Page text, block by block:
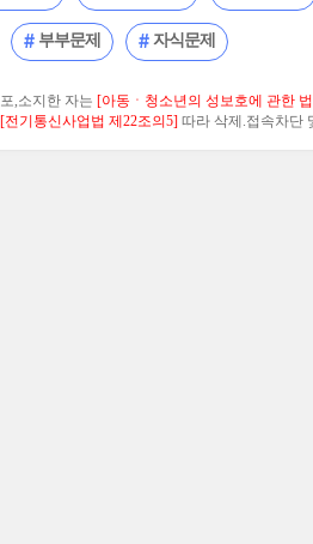
부부문제 자식문제
,소지한 자는 [아동ㆍ청소년의 성보호에 관한
[전기통신사업법 제22조의5] 따라 삭제.접속차단